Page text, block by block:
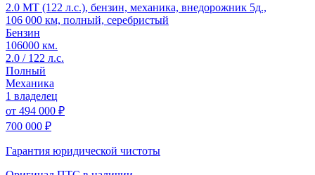
2.0 MT (122 л.с.), бензин, механика, внедорожник 5д.,
106 000 км, полный, серебристый
Бензин
106000 км.
2.0 / 122 л.с.
Полный
Механика
1 владелец
от 494 000 ₽
700 000 ₽
Гарантия юридической чистоты